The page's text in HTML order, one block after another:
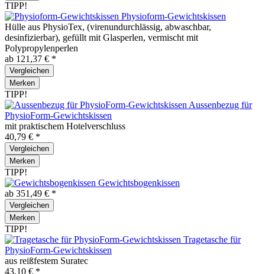
TIPP!
Physioform-Gewichtskissen
Hülle aus PhysioTex, (virenundurchlässig, abwaschbar,
desinfizierbar), gefüllt mit Glasperlen, vermischt mit
Polypropylenperlen
ab 121,37 € *
Vergleichen
Merken
TIPP!
Aussenbezug für
PhysioForm-Gewichtskissen
mit praktischem Hotelverschluss
40,79 € *
Vergleichen
Merken
TIPP!
Gewichtsbogenkissen
ab 351,49 € *
Vergleichen
Merken
TIPP!
Tragetasche für
PhysioForm-Gewichtskissen
aus reißfestem Suratec
43,10 € *